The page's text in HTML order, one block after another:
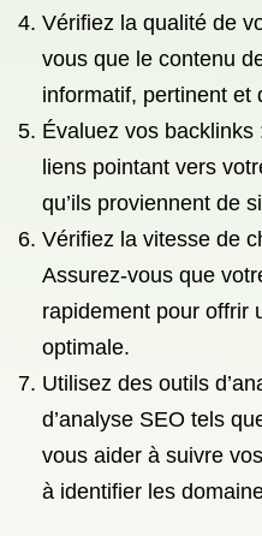
Vérifiez la qualité de
vous que le contenu
informatif, pertinent et
Évaluez vos
liens pointant vers
qu’ils proviennent de
Vérifiez la vitesse de
Assurez-vous que
rapidement pour offrir
optimale.
Utilisez des outils
d’analyse SEO tels
vous aider à suivre
à identifier les